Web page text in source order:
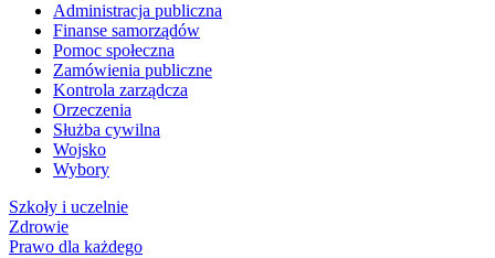
Administracja publiczna
Finanse samorządów
Pomoc społeczna
Zamówienia publiczne
Kontrola zarządcza
Orzeczenia
Służba cywilna
Wojsko
Wybory
Szkoły i uczelnie
Zdrowie
Prawo dla każdego